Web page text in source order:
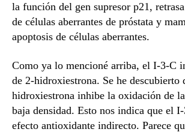
la función del gen supresor p21,
de células aberrantes de próstata y
apoptosis de células aberrantes.
Como ya lo mencioné arriba, el I-3-C
de 2-hidroxiestrona. Se he descubierto
hidroxiestrona inhibe la oxidación de
baja densidad. Esto nos indica que el
efecto antioxidante indirecto. Parece